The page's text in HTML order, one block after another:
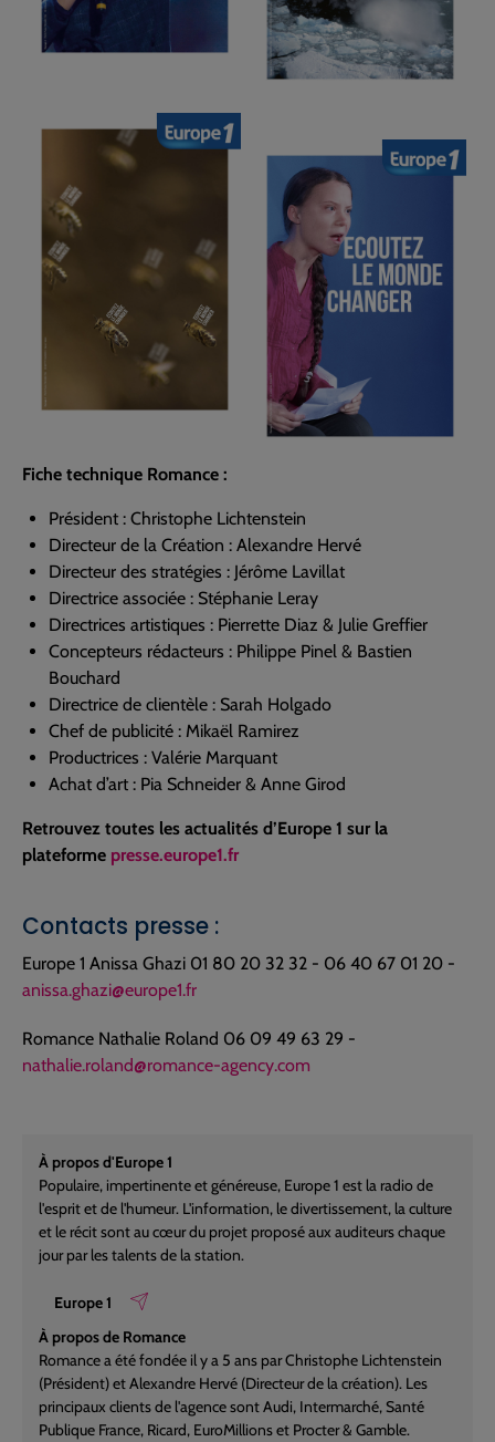
Fiche technique Romance :
Président : Christophe Lichtenstein
Directeur de la Création : Alexandre Hervé
Directeur des stratégies : Jérôme Lavillat
Directrice associée : Stéphanie Leray
Directrices artistiques : Pierrette Diaz & Julie Greffier
Concepteurs rédacteurs : Philippe Pinel & Bastien
Bouchard
Directrice de clientèle : Sarah Holgado
Chef de publicité : Mikaël Ramirez
Productrices : Valérie Marquant
Achat d’art : Pia Schneider & Anne Girod
Retrouvez toutes les actualités d’Europe 1 sur la
plateforme presse.europe1.fr
Contacts presse :
Europe 1 Anissa Ghazi 01 80 20 32 32 - 06 40 67 01 20 -
anissa.ghazi@europe1.fr
Romance Nathalie Roland 06 09 49 63 29 -
nathalie.roland@romance-agency.com
À propos d'Europe 1
Populaire, impertinente et généreuse, Europe 1 est la radio de
l'esprit et de l'humeur. L'information, le divertissement, la culture
et le récit sont au cœur du projet proposé aux auditeurs chaque
jour par les talents de la station.
Europe 1
À propos de Romance
Romance a été fondée il y a 5 ans par Christophe Lichtenstein
(Président) et Alexandre Hervé (Directeur de la création). Les
principaux clients de l'agence sont Audi, Intermarché, Santé
Publique France, Ricard, EuroMillions et Procter & Gamble.